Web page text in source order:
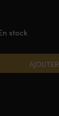
stock
AJOUTER